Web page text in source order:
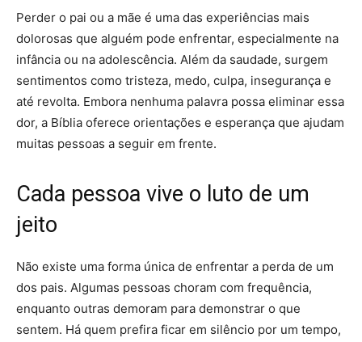
Perder o pai ou a mãe é uma das experiências mais
dolorosas que alguém pode enfrentar, especialmente na
infância ou na adolescência. Além da saudade, surgem
sentimentos como tristeza, medo, culpa, insegurança e
até revolta. Embora nenhuma palavra possa eliminar essa
dor, a Bíblia oferece orientações e esperança que ajudam
muitas pessoas a seguir em frente.
Cada pessoa vive o luto de um
jeito
Não existe uma forma única de enfrentar a perda de um
dos pais. Algumas pessoas choram com frequência,
enquanto outras demoram para demonstrar o que
sentem. Há quem prefira ficar em silêncio por um tempo,